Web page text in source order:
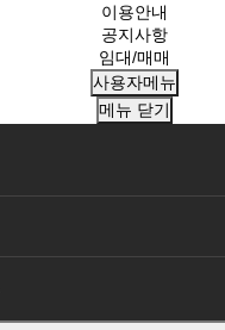
이용안내
공지사항
임대/매매
사용자메뉴
메뉴 닫기